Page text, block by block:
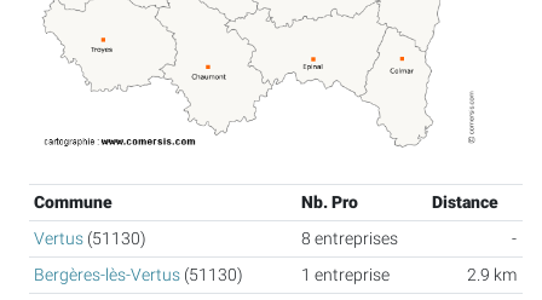
Commune Nb. Pro
Distance
Vertus (51130) 8 entreprises
-
Bergères-lès-Vertus (51130) 1 entreprise
2.9 km